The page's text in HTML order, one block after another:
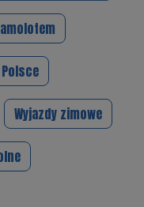
Wyjazdy zimowe